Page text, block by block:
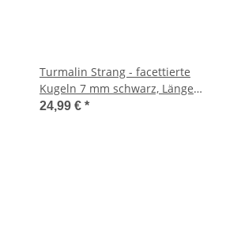
Turmalin Strang - facettierte
Kugeln 7 mm schwarz, Länge
39,5 cm /1522
24,99 € *